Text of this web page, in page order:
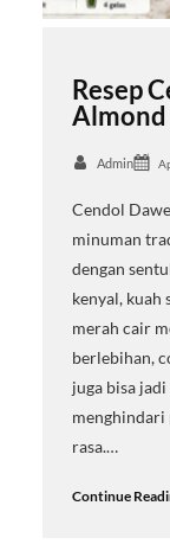
Resep
Almond
Admin
Cendol
minuman
dengan
kenyal, kuah
merah cair
berlebihan,
juga bisa
menghindari
rasa.…
Continue